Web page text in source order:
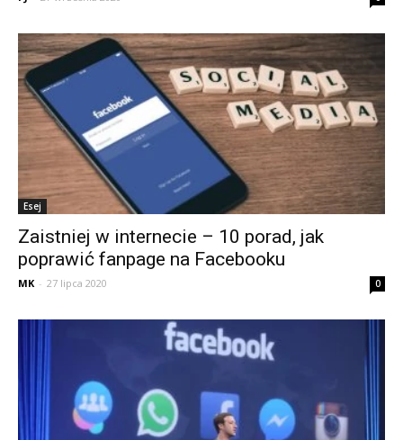
Esej
Zaistniej w internecie – 10 porad, jak
poprawić fanpage na Facebooku
MK - 27 lipca 2020 0